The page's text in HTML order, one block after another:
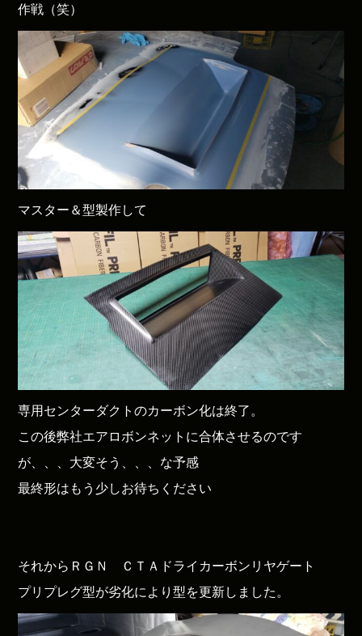
作戦（笑）
マスター＆型製作して
専用センターダクトのカーボン化は終了。
この後弊社エアロボンネットに合体させるのです
が、、、大変そう、、、な予感
最終形はもう少しお待ちください
それからＲＧＮ ＣＴＡドライカーボンリヤゲート
プリプレグ型が劣化により型を更新しました。